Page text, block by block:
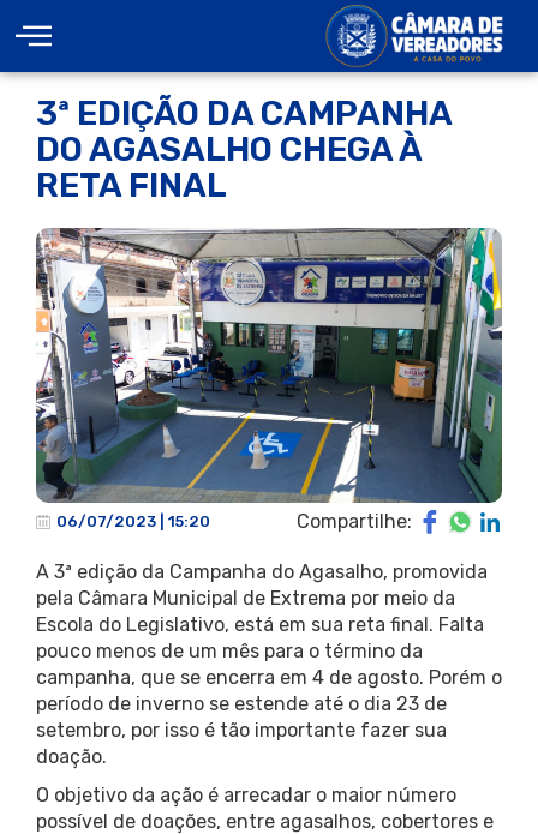
3ª EDIÇÃO DA CAMPANHA
DO AGASALHO CHEGA À
RETA FINAL
06/07/2023 | 15:20 Compartilhe:
A 3ª edição da Campanha do Agasalho, promovida
pela Câmara Municipal de Extrema por meio da
Escola do Legislativo, está em sua reta final. Falta
pouco menos de um mês para o término da
campanha, que se encerra em 4 de agosto. Porém o
período de inverno se estende até o dia 23 de
setembro, por isso é tão importante fazer sua
doação.
O objetivo da ação é arrecadar o maior número
possível de doações, entre agasalhos, cobertores e